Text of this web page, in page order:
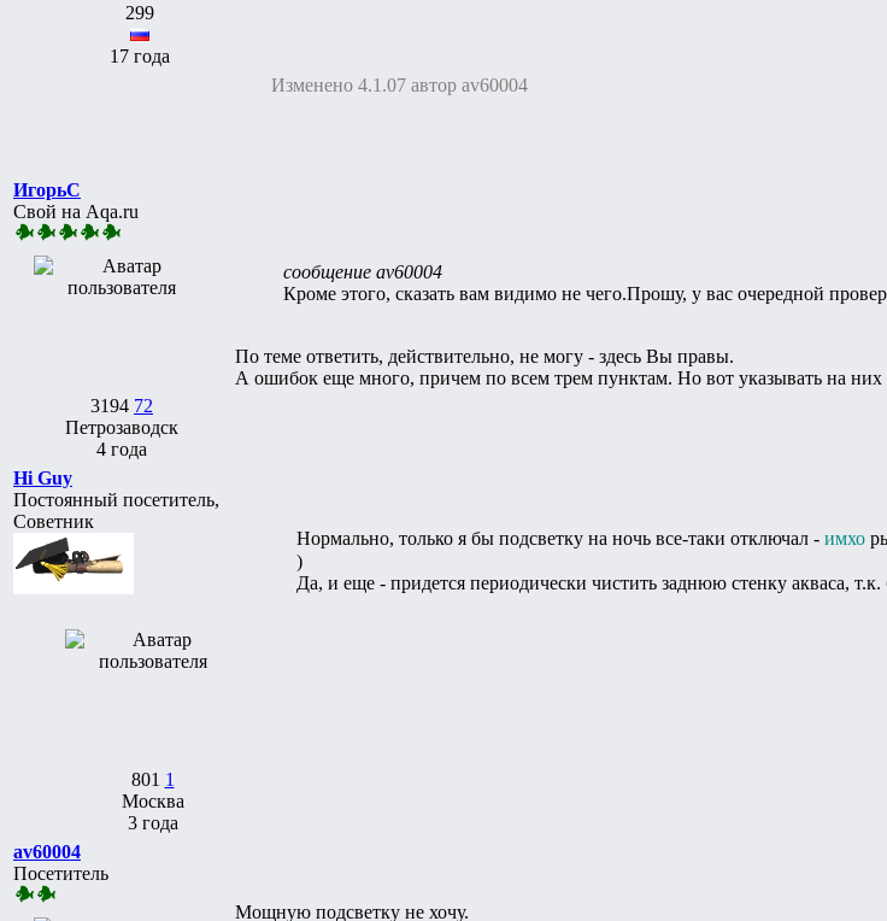
299
17 года
Изменено 4.1.07 автор av60004
ИгорьC
Свой на Aqa.ru
3194 72
Петрозаводск
4 года
сообщение av60004
Кроме этого, сказать вам видимо не чего.Прошу, у вас очередной
По теме ответить, действительно, не могу - здесь Вы правы.
А ошибок еще много, причем по всем трем пунктам. Но вот указывать на них
Hi Guy
Постоянный посетитель,
Советник
801 1
Москва
3 года
Нормально, только я бы подсветку на ночь все-таки отключал - имхо
)
Да, и еще - придется периодически чистить заднюю стенку акваса, т.к.
av60004
Посетитель
Мощную подсветку не хочу.